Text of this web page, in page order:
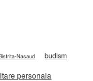
Nasaud budism
personala